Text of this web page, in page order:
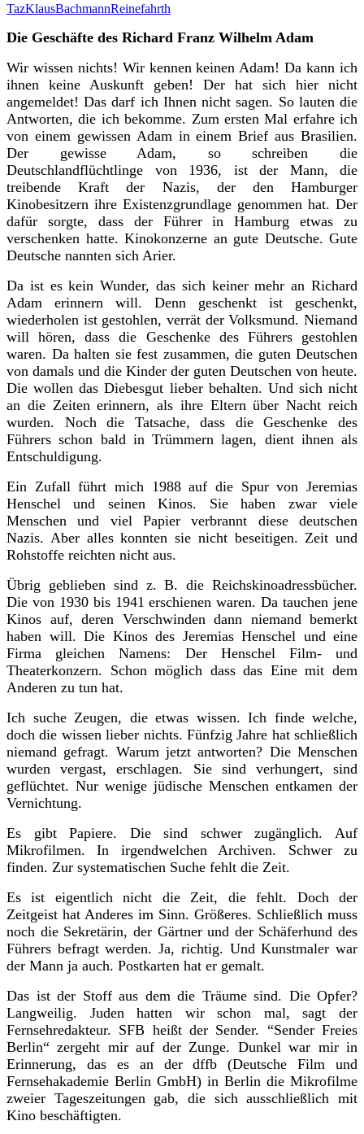
TazKlausBachmannReinefahrth
Die Geschäfte des Richard Franz Wilhelm Adam
Wir wissen nichts! Wir kennen keinen Adam! Da kann ich
ihnen keine Auskunft geben! Der hat sich hier nicht
angemeldet! Das darf ich Ihnen nicht sagen. So lauten die
Antworten, die ich bekomme. Zum ersten Mal erfahre ich
von einem gewissen Adam in einem Brief aus Brasilien.
Der gewisse Adam, so schreiben die
Deutschlandflüchtlinge von 1936, ist der Mann, die
treibende Kraft der Nazis, der den Hamburger
Kinobesitzern ihre Existenzgrundlage genommen hat. Der
dafür sorgte, dass der Führer in Hamburg etwas zu
verschenken hatte. Kinokonzerne an gute Deutsche. Gute
Deutsche nannten sich Arier.
Da ist es kein Wunder, das sich keiner mehr an Richard
Adam erinnern will. Denn geschenkt ist geschenkt,
wiederholen ist gestohlen, verrät der Volksmund. Niemand
will hören, dass die Geschenke des Führers gestohlen
waren. Da halten sie fest zusammen, die guten Deutschen
von damals und die Kinder der guten Deutschen von heute.
Die wollen das Diebesgut lieber behalten. Und sich nicht
an die Zeiten erinnern, als ihre Eltern über Nacht reich
wurden. Noch die Tatsache, dass die Geschenke des
Führers schon bald in Trümmern lagen, dient ihnen als
Entschuldigung.
Ein Zufall führt mich 1988 auf die Spur von Jeremias
Henschel und seinen Kinos. Sie haben zwar viele
Menschen und viel Papier verbrannt diese deutschen
Nazis. Aber alles konnten sie nicht beseitigen. Zeit und
Rohstoffe reichten nicht aus.
Übrig geblieben sind z. B. die Reichskinoadressbücher.
Die von 1930 bis 1941 erschienen waren. Da tauchen jene
Kinos auf, deren Verschwinden dann niemand bemerkt
haben will. Die Kinos des Jeremias Henschel und eine
Firma gleichen Namens: Der Henschel Film- und
Theaterkonzern. Schon möglich dass das Eine mit dem
Anderen zu tun hat.
Ich suche Zeugen, die etwas wissen. Ich finde welche,
doch die wissen lieber nichts. Fünfzig Jahre hat schließlich
niemand gefragt. Warum jetzt antworten? Die Menschen
wurden vergast, erschlagen. Sie sind verhungert, sind
geflüchtet. Nur wenige jüdische Menschen entkamen der
Vernichtung.
Es gibt Papiere. Die sind schwer zugänglich. Auf
Mikrofilmen. In irgendwelchen Archiven. Schwer zu
finden. Zur systematischen Suche fehlt die Zeit.
Es ist eigentlich nicht die Zeit, die fehlt. Doch der
Zeitgeist hat Anderes im Sinn. Größeres. Schließlich muss
noch die Sekretärin, der Gärtner und der Schäferhund des
Führers befragt werden. Ja, richtig. Und Kunstmaler war
der Mann ja auch. Postkarten hat er gemalt.
Das ist der Stoff aus dem die Träume sind. Die Opfer?
Langweilig. Juden hatten wir schon mal, sagt der
Fernsehredakteur. SFB heißt der Sender. “Sender Freies
Berlin“ zergeht mir auf der Zunge. Dunkel war mir in
Erinnerung, das es an der dffb (Deutsche Film und
Fernsehakademie Berlin GmbH) in Berlin die Mikrofilme
zweier Tageszeitungen gab, die sich ausschließlich mit
Kino beschäftigten.